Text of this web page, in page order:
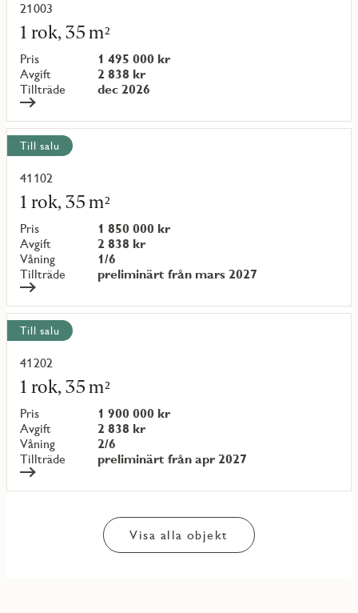
21003
1 rok, 35 m²
Pris
1 495 000 kr
Avgift
2 838 kr
Tillträde
dec 2026
Läs
mer
om
objekt
{objectNumber}
Till salu
41102
1 rok, 35 m²
Pris
1 850 000 kr
Avgift
2 838 kr
Våning
1/6
Tillträde
preliminärt från mars 2027
Läs
mer
om
objekt
{objectNumber}
Till salu
41202
1 rok, 35 m²
Pris
1 900 000 kr
Avgift
2 838 kr
Våning
2/6
Tillträde
preliminärt från apr 2027
Läs
mer
om
objekt
{objectNumber}
Visa alla objekt